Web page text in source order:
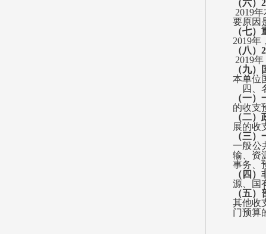
（六）
2019
要原因
（七
2019年
（八）
2019年
（九
本单位
四、
（一
的收支
（二
展的收
（三
一般公
输、资
事务、
（四
源、国
（五
其他收
门预算